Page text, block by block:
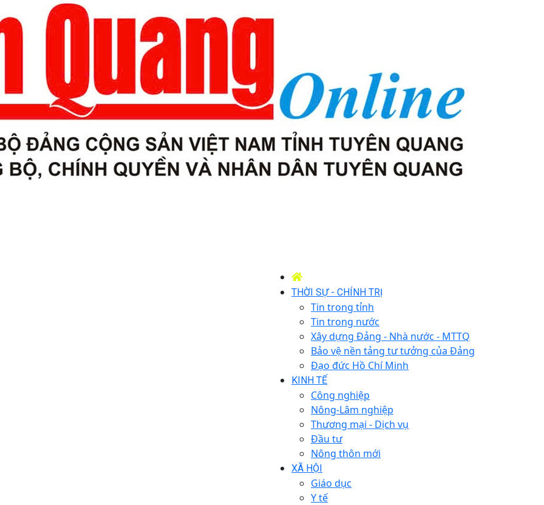
THỜI SỰ - CHÍNH TRỊ
Tin trong tỉnh
Tin trong nước
Xây dựng Đảng - Nhà nước - MTTQ
Bảo vệ nền tảng tư tưởng của Đảng
Đạo đức Hồ Chí Minh
KINH TẾ
Công nghiệp
Nông-Lâm nghiệp
Thương mại - Dịch vụ
Đầu tư
Nông thôn mới
XÃ HỘI
Giáo dục
Y tế